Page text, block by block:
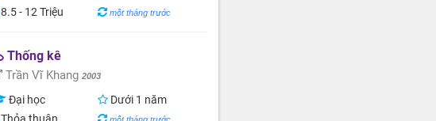
8.5 - 12 Triệu
một tháng trước
Thống kê
Trần Vĩ Khang2003
Đại học
Dưới 1 năm